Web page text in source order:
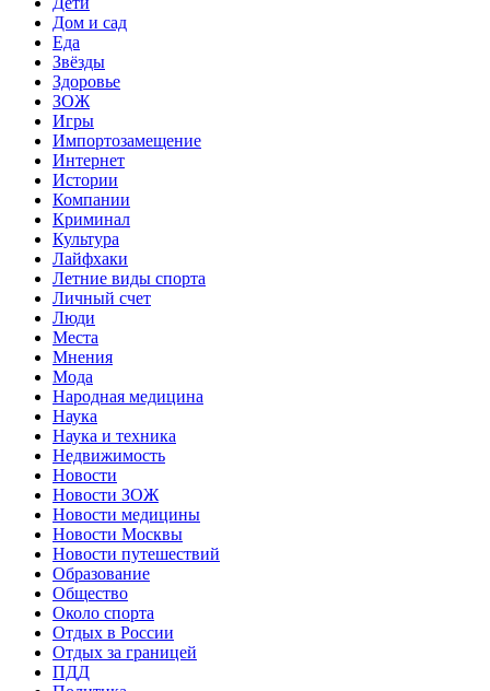
Дом и сад
Еда
Звёзды
Здоровье
ЗОЖ
Игры
Импортозамещение
Интернет
Истории
Компании
Криминал
Культура
Лайфхаки
Летние виды спорта
Личный счет
Люди
Места
Мнения
Мода
Народная медицина
Наука
Наука и техника
Недвижимость
Новости
Новости ЗОЖ
Новости медицины
Новости Москвы
Новости путешествий
Образование
Общество
Около спорта
Отдых в России
Отдых за границей
ПДД